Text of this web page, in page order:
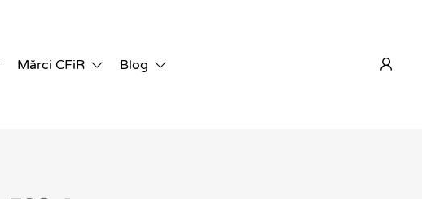
Mărci CFiR Blog